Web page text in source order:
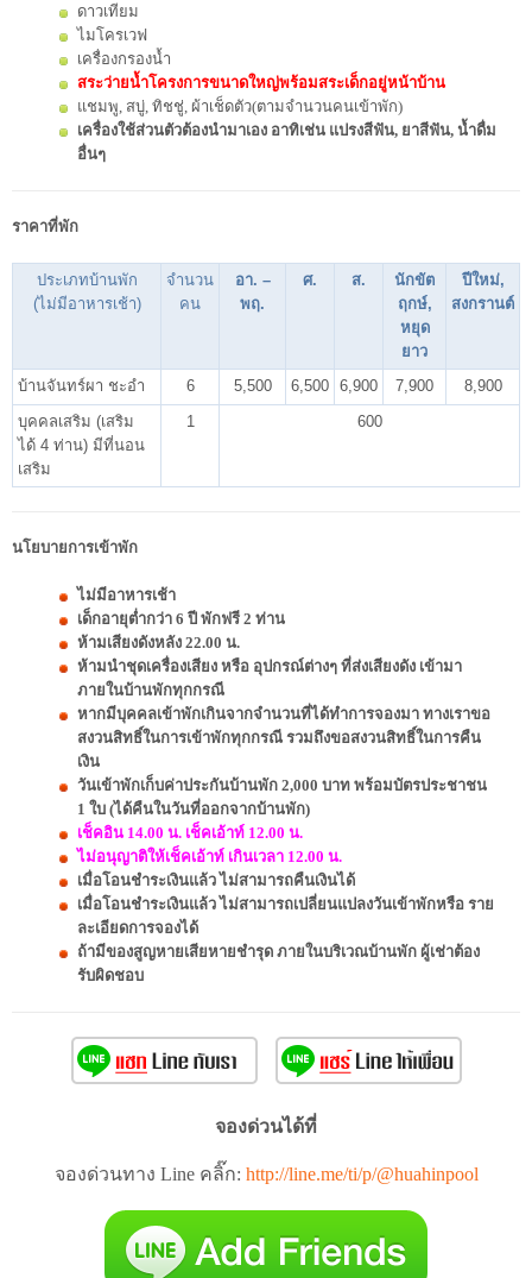
ดาวเทียม
ไมโครเวฟ
เครื่องกรองน้ำ
สระว่ายน้ำโครงการขนาดใหญ่พร้อมสระเด็กอยู่หน้าบ้าน
แชมพู, สบู่, ทิชชู่, ผ้าเช็ดตัว(ตามจำนวนคนเข้าพัก)
เครื่องใช้ส่วนตัวต้องนำมาเอง อาทิเช่น แปรงสีฟัน, ยาสีฟัน, น้ำดื่ม
อื่นๆ
ราคาที่พัก
ประเภทบ้านพัก
(ไม่มีอาหารเช้า)
จำนวน
คน
อา. –
พฤ.
ศ. ส.
นักขัต
ฤกษ์,
หยุด
ยาว
ปีใหม่,
สงกรานต์
บ้านจันทร์ผา ชะอำ 6 5,500 6,500 6,900 7,900
8,900
บุคคลเสริม (เสริม
ได้ 4 ท่าน) มีที่นอน
เสริม
1 600
นโยบายการเข้าพัก
ไม่มีอาหารเช้า
เด็กอายุต่ำกว่า 6 ปี พักฟรี 2 ท่าน
ห้ามเสียงดังหลัง 22.00 น.
ห้ามนำชุดเครื่องเสียง หรือ อุปกรณ์ต่างๆ ที่ส่งเสียงดัง เข้ามา
ภายในบ้านพักทุกกรณี
หากมีบุคคลเข้าพักเกินจากจำนวนที่ได้ทำการจองมา ทางเราขอ
สงวนสิทธิ์ในการเข้าพักทุกกรณี รวมถึงขอสงวนสิทธิ์ในการคืน
เงิน
วันเข้าพักเก็บค่าประกันบ้านพัก 2,000 บาท พร้อมบัตรประชาชน
1 ใบ (ได้คืนในวันที่ออกจากบ้านพัก)
เช็คอิน 14.00 น. เช็คเอ้าท์ 12.00 น.
ไม่อนุญาติให้เช็คเอ้าท์ เกินเวลา 12.00 น.
เมื่อโอนชำระเงินแล้ว ไม่สามารถคืนเงินได้
เมื่อโอนชำระเงินแล้ว ไม่สามารถเปลี่ยนแปลงวันเข้าพักหรือ ราย
ละเอียดการจองได้
ถ้ามีของสูญหายเสียหายชำรุด ภายในบริเวณบ้านพัก ผู้เช่าต้อง
รับผิดชอบ
จองด่วนได้ที่
จองด่วนทาง Line คลิ๊ก: http://line.me/ti/p/@huahinpool